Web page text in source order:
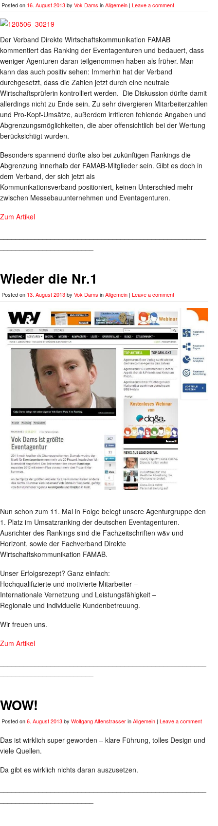
Posted on 16. August 2013by Vok Dams inAllgemein | Leave a comment
Der Verband Direkte Wirtschaftskommunikation FAMAB
kommentiert das Ranking der Eventagenturen und bedauert, dass
weniger Agenturen daran teilgenommen haben als früher. Man
kann das auch positiv sehen: Immerhin hat der Verband
durchgesetzt, dass die Zahlen jetzt durch eine neutrale
Wirtschaftsprüferin kontrolliert werden. Die Diskussion dürfte damit
allerdings nicht zu Ende sein. Zu sehr divergieren Mitarbeiterzahlen
und Pro-Kopf-Umsätze, außerdem irritieren fehlende Angaben und
Abgrenzungsmöglichkeiten, die aber offensichtlich bei der Wertung
berücksichtigt wurden.
Besonders spannend dürfte also bei zukünftigen Rankings die
Abgrenzung innerhalb der FAMAB-Mitglieder sein. Gibt es doch in
dem Verband, der sich jetzt als
Kommunikationsverband positioniert, keinen Unterschied mehr
zwischen Messebauunternehmen und Eventagenturen.
Zum Artikel
Wieder die Nr.1
Posted on 13. August 2013by Vok Dams inAllgemein | Leave a comment
Nun schon zum 11. Mal in Folge belegt unsere Agenturgruppe den
1. Platz im Umsatzranking der deutschen Eventagenturen.
Ausrichter des Rankings sind die Fachzeitschriften w&v und
Horizont, sowie der Fachverband Direkte
Wirtschaftskommunikation FAMAB.
Unser Erfolgsrezept? Ganz einfach:
Hochqualifizierte und motivierte Mitarbeiter –
Internationale Vernetzung und Leistungsfähigkeit –
Regionale und individuelle Kundenbetreuung.
Wir freuen uns.
Zum Artikel
WOW!
Posted on6. August 2013by Wolfgang AltenstrasserinAllgemein | Leave a comment
Das ist wirklich super geworden – klare Führung, tolles Design und
viele Quellen.
Da gibt es wirklich nichts daran auszusetzen.